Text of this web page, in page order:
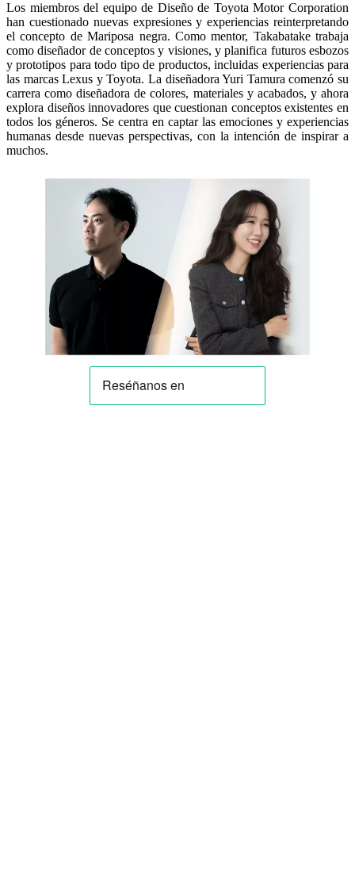
Los miembros del equipo de Diseño de Toyota Motor Corporation
han cuestionado nuevas expresiones y experiencias reinterpretando
el concepto de Mariposa negra. Como mentor, Takabatake trabaja
como diseñador de conceptos y visiones, y planifica futuros esbozos
y prototipos para todo tipo de productos, incluidas experiencias para
las marcas Lexus y Toyota. La diseñadora Yuri Tamura comenzó su
carrera como diseñadora de colores, materiales y acabados, y ahora
explora diseños innovadores que cuestionan conceptos existentes en
todos los géneros. Se centra en captar las emociones y experiencias
humanas desde nuevas perspectivas, con la intención de inspirar a
muchos.